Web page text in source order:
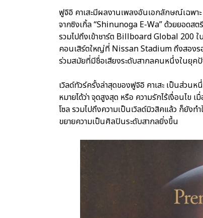
ฟูจิอิ คาเสะมีผลงานเพลงอันเอกลักษณ์เฉพา
จากซิงเกิ้ล “Shinunoga E-Wa” ด้วยยอด
รวมไปถึงเข้าชาร์ต Billboard Global 200
คอนเสิร์ตใหญ่ที่ Nissan Stadium ถึงสองร
ร่วมสมัยที่มีชื่อเสียงระดับสากลคนหนึ่งในยุค
เวิลด์ทัวร์ครั้งล่าสุดของฟูจิอิ คาเสะ เป็นส่วน
หมายได้ว่า จุดสูงสุด หรือ ความรักไร้เงื่อนไ
โซล รวมไปถึงความเป็นเวิลด์มิวสิคแล้ว ก็ยังท
ขยายความเป็นศิลปินระดับสากลยิ่งขึ้น